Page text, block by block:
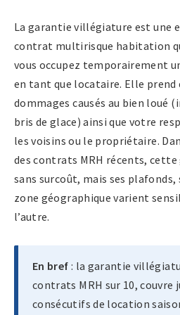
La garantie villégiature est une
contrat multirisque habitation
vous occupez temporairement
en tant que locataire. Elle prend
dommages causés au bien loué
bris de glace) ainsi que votre
les voisins ou le propriétaire.
des contrats MRH récents,
sans surcoût, mais ses plafonds,
zone géographique varient
l’autre.
En bref : la garantie
contrats MRH sur 10, couvre
consécutifs de location